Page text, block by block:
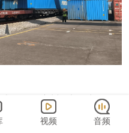
求，国铁广州局加强与海
铁路快速通关”模式。按
视频 音频